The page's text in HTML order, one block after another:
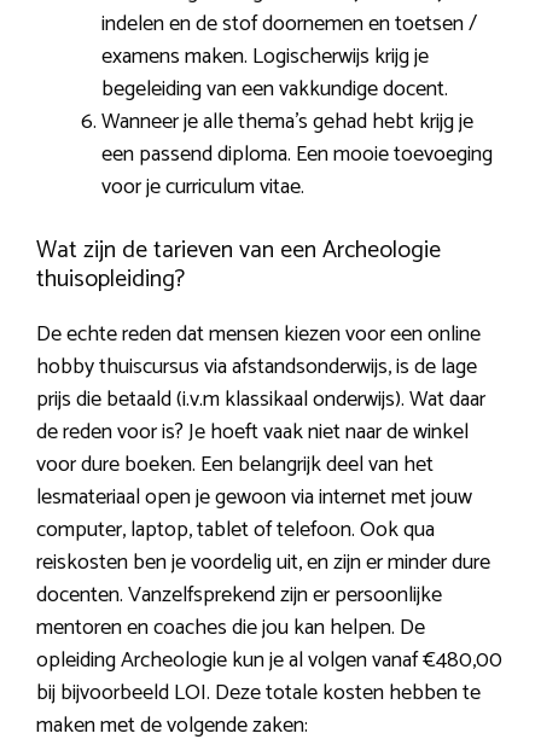
indelen en de stof doornemen en toetsen /
examens maken. Logischerwijs krijg je
begeleiding van een vakkundige docent.
Wanneer je alle thema’s gehad hebt krijg je
een passend diploma. Een mooie toevoeging
voor je curriculum vitae.
Wat zijn de tarieven van een Archeologie
thuisopleiding?
De echte reden dat mensen kiezen voor een online
hobby thuiscursus via afstandsonderwijs, is de lage
prijs die betaald (i.v.m klassikaal onderwijs). Wat daar
de reden voor is? Je hoeft vaak niet naar de winkel
voor dure boeken. Een belangrijk deel van het
lesmateriaal open je gewoon via internet met jouw
computer, laptop, tablet of telefoon. Ook qua
reiskosten ben je voordelig uit, en zijn er minder dure
docenten. Vanzelfsprekend zijn er persoonlijke
mentoren en coaches die jou kan helpen. De
opleiding Archeologie kun je al volgen vanaf €480,00
bij bijvoorbeeld LOI. Deze totale kosten hebben te
maken met de volgende zaken: